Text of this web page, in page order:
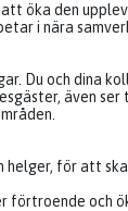
öka den
i nära
Du och dina
även
helger, för att
förtroende och